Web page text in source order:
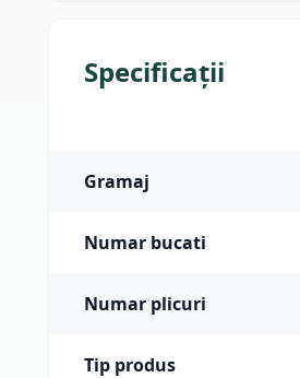
Specificații
Gramaj
Numar bucati
Numar plicuri
Tip produs